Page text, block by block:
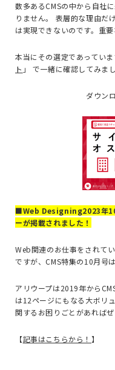
数多あるCMSの中から自社
りません。 表層的な理由だ
は実現できないのです。重
本当にその選定であってい
ト 」 で一緒に確認してみま
ダウン
■Web Designing2023年10
ーが掲載されました！
Web関連のお仕事をされて
ですが、CMS特集の10月号
アリウープは2019年から
は12ページにもなる大ボリ
関するお困りごとがあれば
【記事はこちらから！】